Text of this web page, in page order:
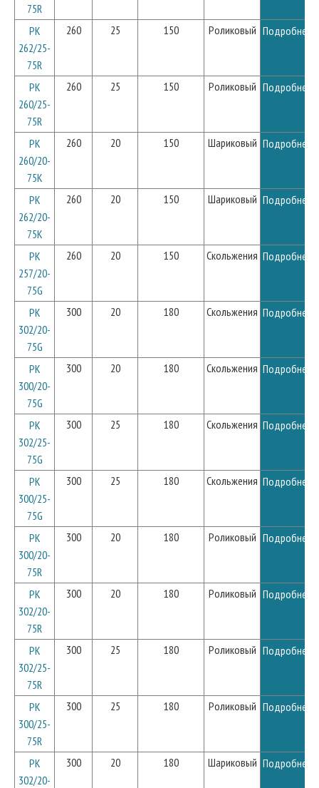
75R
PK
262/25-
75R
260 25 150 Роликовый Подробнее
PK
260/25-
75R
260 25 150 Роликовый Подробнее
PK
260/20-
75K
260 20 150 Шариковый Подробнее
PK
262/20-
75K
260 20 150 Шариковый Подробнее
PK
257/20-
75G
260 20 150 Скольжения Подробнее
PK
302/20-
75G
300 20 180 Скольжения Подробнее
PK
300/20-
75G
300 20 180 Скольжения Подробнее
PK
302/25-
75G
300 25 180 Скольжения Подробнее
PK
300/25-
75G
300 25 180 Скольжения Подробнее
PK
300/20-
75R
300 20 180 Роликовый Подробнее
PK
302/20-
75R
300 20 180 Роликовый Подробнее
PK
302/25-
75R
300 25 180 Роликовый Подробнее
PK
300/25-
75R
300 25 180 Роликовый Подробнее
PK
302/20-
300 20 180 Шариковый Подробнее